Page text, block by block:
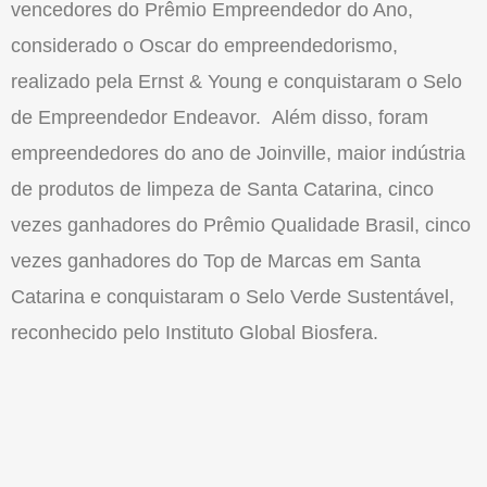
vencedores do Prêmio Empreendedor do Ano,
considerado o Oscar do empreendedorismo,
realizado pela Ernst & Young e conquistaram o Selo
de Empreendedor Endeavor. Além disso, foram
empreendedores do ano de Joinville, maior indústria
de produtos de limpeza de Santa Catarina, cinco
vezes ganhadores do Prêmio Qualidade Brasil, cinco
vezes ganhadores do Top de Marcas em Santa
Catarina e conquistaram o Selo Verde Sustentável,
reconhecido pelo Instituto Global Biosfera.